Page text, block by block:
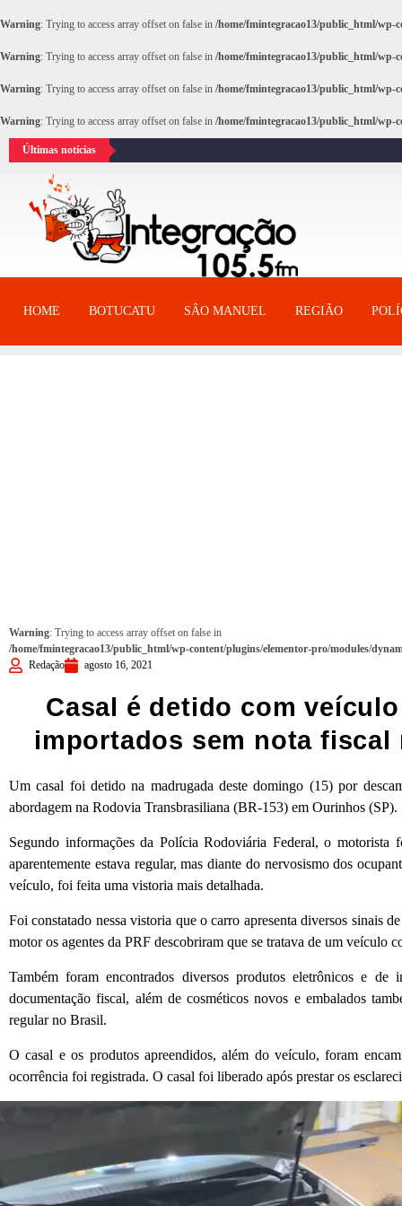
Warning: Trying to access array offset on false in /home/fmintegracao13/public_html/wp-
Warning: Trying to access array offset on false in /home/fmintegracao13/public_html/wp-
Warning: Trying to access array offset on false in /home/fmintegracao13/public_html/wp-
Warning: Trying to access array offset on false in /home/fmintegracao13/public_html/wp-
Últimas notícias
HOME BOTUCATU SÂO MANUEL REGIÃO
Warning: Trying to access array offset on false in
/home/fmintegracao13/public_html/wp-content/plugins/elementor-pro/modules/
Redação
agosto 16, 2021
Casal é detido com
importados sem nota fiscal
Um casal foi detido na madrugada deste domingo (15) por
abordagem na Rodovia Transbrasiliana (BR-153) em Ourinhos (SP).
Segundo informações da Polícia Rodoviária Federal, o
aparentemente estava regular, mas diante do nervosismo dos
veículo, foi feita uma vistoria mais detalhada.
Foi constatado nessa vistoria que o carro apresenta diversos sinais
motor os agentes da PRF descobriram que se tratava de um veículo
Também foram encontrados diversos produtos eletrônicos e
documentação fiscal, além de cosméticos novos e embalados
regular no Brasil.
O casal e os produtos apreendidos, além do veículo, foram
ocorrência foi registrada. O casal foi liberado após prestar os